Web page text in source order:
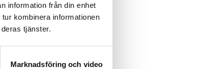
information från din enhet
kombinera informationen
tjänster.
Marknadsföring och video